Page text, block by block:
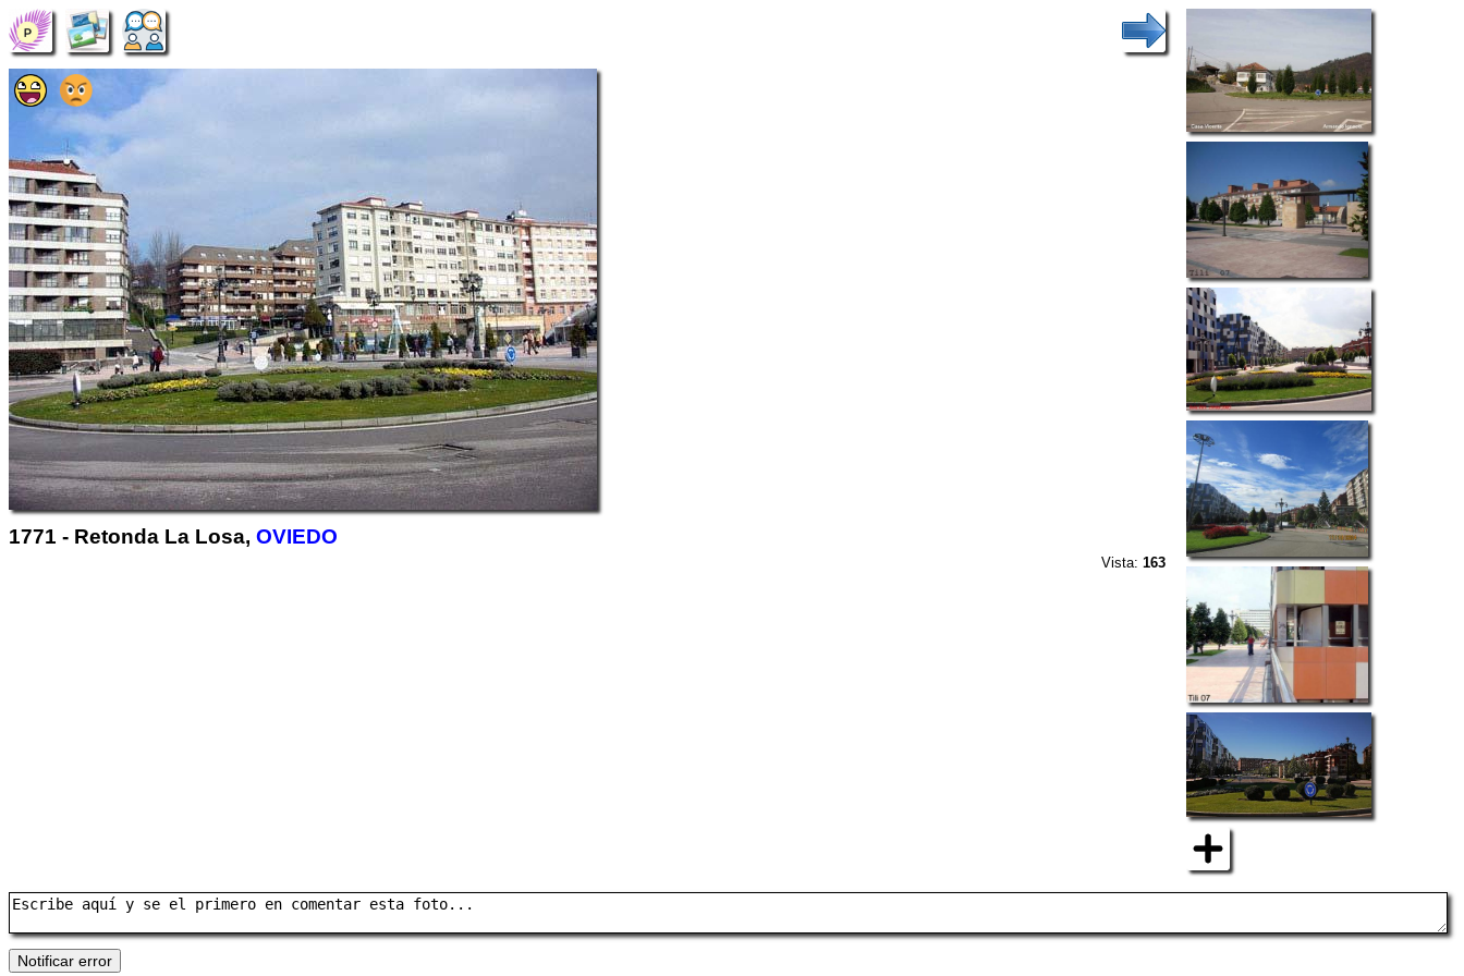
1771 - Retonda La Losa, OVIEDO
Vista:163